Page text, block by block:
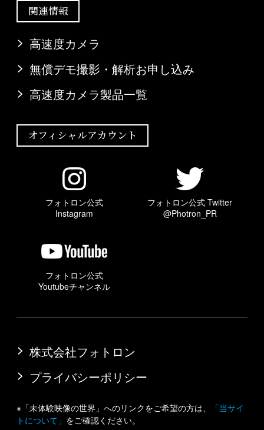
関連情報
高速度カメラ
無償デモ撮影・解析お申し込み
高速度カメラ製品一覧
オフィシャルアカウント
フォトロン公式
Instagram
フォトロン公式 Twitter
@Photron_PR
フォトロン公式
Youtubeチャンネル
株式会社フォトロン
プライバシーポリシー
※「未体験映像の世界」へのリンクをご希望の方は、
「当サイ
トについて」 をご確認ください。